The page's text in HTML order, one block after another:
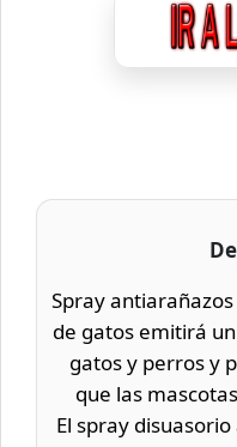
Spray
de gatos emitirá
gatos y perros y
que las
El spray